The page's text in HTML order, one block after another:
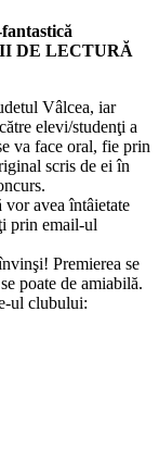
DE LECTURĂ
Vâlcea, iar
elevi/studenţi a
va face oral, fie prin
scris de ei în
vor avea întâietate
prin email-ul
Premierea se
poate de amiabilă.
ul clubului: